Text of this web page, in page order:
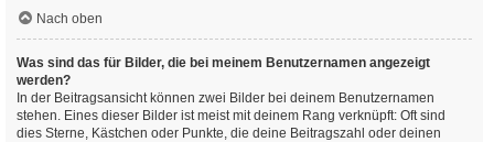
Nach oben
Was sind das für Bilder, die bei meinem Benutzernamen angezeigt
werden?
In der Beitragsansicht können zwei Bilder bei deinem Benutzernamen
stehen. Eines dieser Bilder ist meist mit deinem Rang verknüpft: Oft sind
dies Sterne, Kästchen oder Punkte, die deine Beitragszahl oder deinen